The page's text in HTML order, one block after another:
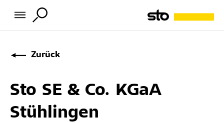
Zurück
Sto SE & Co. KGaA
Stühlingen